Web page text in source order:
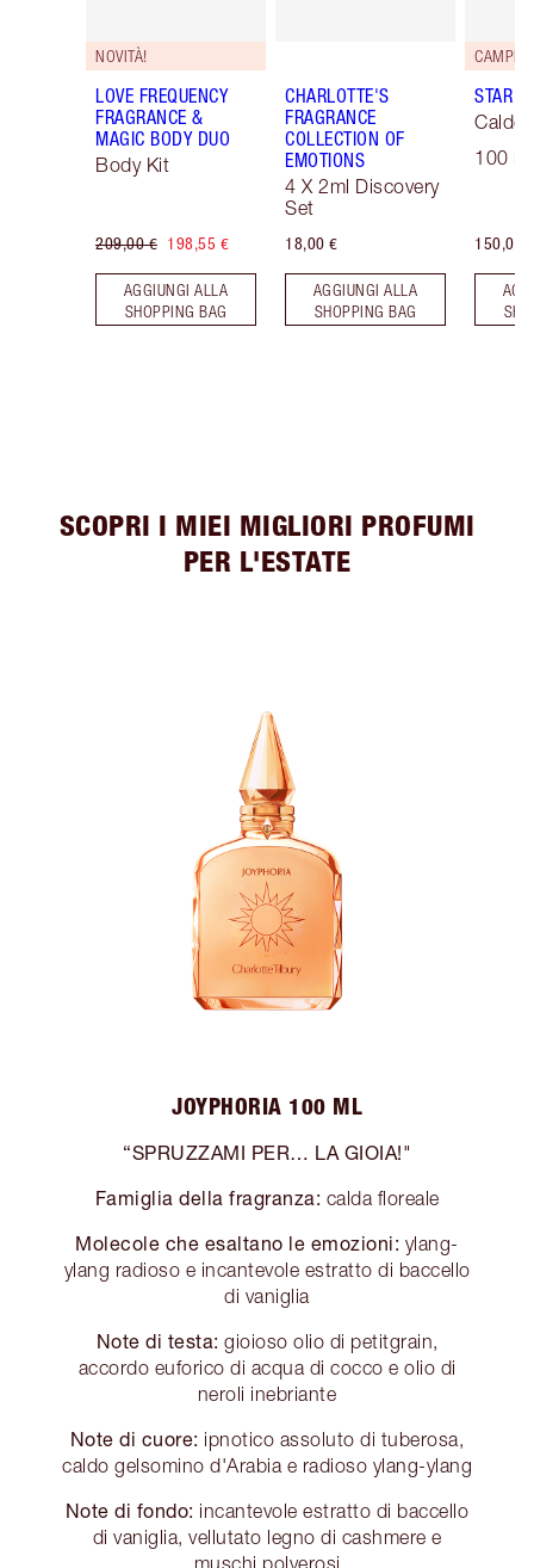
NOVITÀ!
LOVE FREQUENCY
FRAGRANCE &
MAGIC BODY DUO
Body Kit
209,00 € 198,55 €
AGGIUNGI ALLA
SHOPPING BAG
CHARLOTTE'S
FRAGRANCE
COLLECTION OF
EMOTIONS
4 X 2ml Discovery
Set
18,00 €
AGGIUNGI ALLA
SHOPPING BAG
STAR
Caldo
100
150,00
SCOPRI I MIEI MIGLIORI PROFUMI
PER L'ESTATE
JOYPHORIA 100 ML
“SPRUZZAMI PER… LA GIOIA!"
Famiglia della fragranza: calda floreale
Molecole che esaltano le emozioni: ylang-
ylang radioso e incantevole estratto di baccello
di vaniglia
Note di testa: gioioso olio di petitgrain,
accordo euforico di acqua di cocco e olio di
neroli inebriante
Note di cuore: ipnotico assoluto di tuberosa,
caldo gelsomino d'Arabia e radioso ylang-ylang
Note di fondo: incantevole estratto di baccello
di vaniglia, vellutato legno di cashmere e
muschi polverosi